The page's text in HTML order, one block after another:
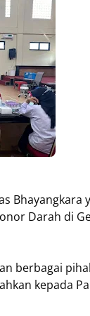
Bhayangkara
Darah di
berbagai
kepada